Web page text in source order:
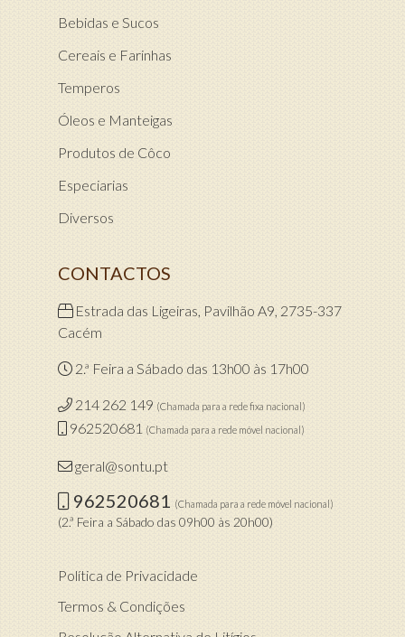
Bebidas e Sucos
Cereais e Farinhas
Temperos
Óleos e Manteigas
Produtos de Côco
Especiarias
Diversos
CONTACTOS
Estrada das Ligeiras, Pavilhão A9, 2735-337
Cacém
2.ª Feira a Sábado das 13h00 às 17h00
214 262 149 (Chamada para a rede fixa nacional)
962520681 (Chamada para a rede móvel nacional)
geral@sontu.pt
962520681 (Chamada para a rede móvel nacional)
(2.ª Feira a Sábado das 09h00 às 20h00)
Política de Privacidade
Termos & Condições